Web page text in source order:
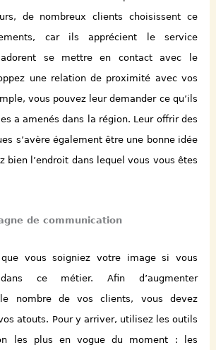
de nombreux clients choisissent ce
s, car ils apprécient le service
se mettre en contact avec le
une relation de proximité avec vos
vous pouvez leur demander ce qu’ils
a amenés dans la région. Leur offrir des
s’avère également être une bonne idée
bien l’endroit dans lequel vous vous êtes
de communication
que voussoigniez votre image si vous
ce métier. Afin d’augmenter
le nombre de vos clients, vous devez
atouts. Pour y arriver, utilisez les outils
les plus en vogue du moment : les